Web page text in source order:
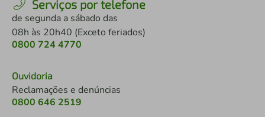
Serviços por telefone
de segunda a sábado das
08h às 20h40 (Exceto feriados)
0800 724 4770
Ouvidoria
Reclamações e denúncias
0800 646 2519